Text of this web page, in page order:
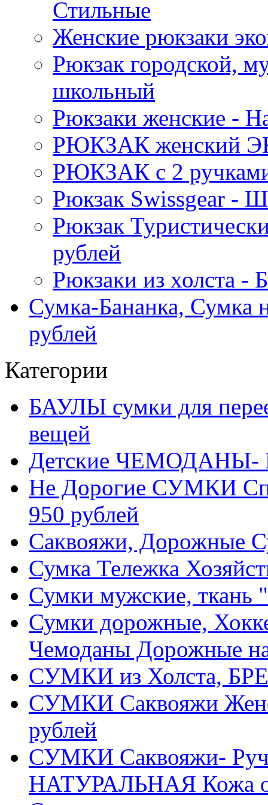
Стильные
Женские рюкзаки
Рюкзак городской,
школьный
Рюкзаки женские -
РЮКЗАК женский
РЮКЗАК c 2 ручками
Рюкзак Swissgear
Рюкзак
рублей
Рюкзаки из холста
Сумка-Бананка, Сумка
рублей
Категории
БАУЛЫ сумки для
вещей
Детские ЧЕМОДАНЫ-
Не Дорогие СУМКИ
950 рублей
Саквояжи, Дорожные
Сумка Тележка
Сумки мужские, ткань
Сумки дорожные,
Чемоданы Дорожные
СУМКИ из Холста,
СУМКИ Саквояжи
рублей
СУМКИ Саквояжи-
НАТУРАЛЬНАЯ Кожа